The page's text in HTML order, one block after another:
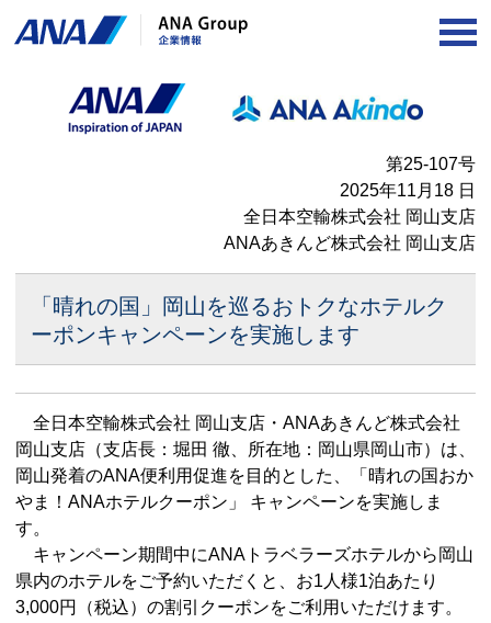
第25-107号
2025年11月18 日
全日本空輸株式会社 岡山支店
ANAあきんど株式会社 岡山支店
「晴れの国」岡山を巡るおトクなホテルク
ーポンキャンペーンを実施します
全日本空輸株式会社 岡山支店・ANAあきんど株式会社
岡山支店（支店長：堀田 徹、所在地：岡山県岡山市）は、
岡山発着のANA便利用促進を目的とした、「晴れの国おか
やま！ANAホテルクーポン」 キャンペーンを実施しま
す。
キャンペーン期間中にANAトラベラーズホテルから岡山
県内のホテルをご予約いただくと、お1人様1泊あたり
3,000円（税込）の割引クーポンをご利用いただけます。